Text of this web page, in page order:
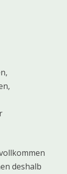
deshalb